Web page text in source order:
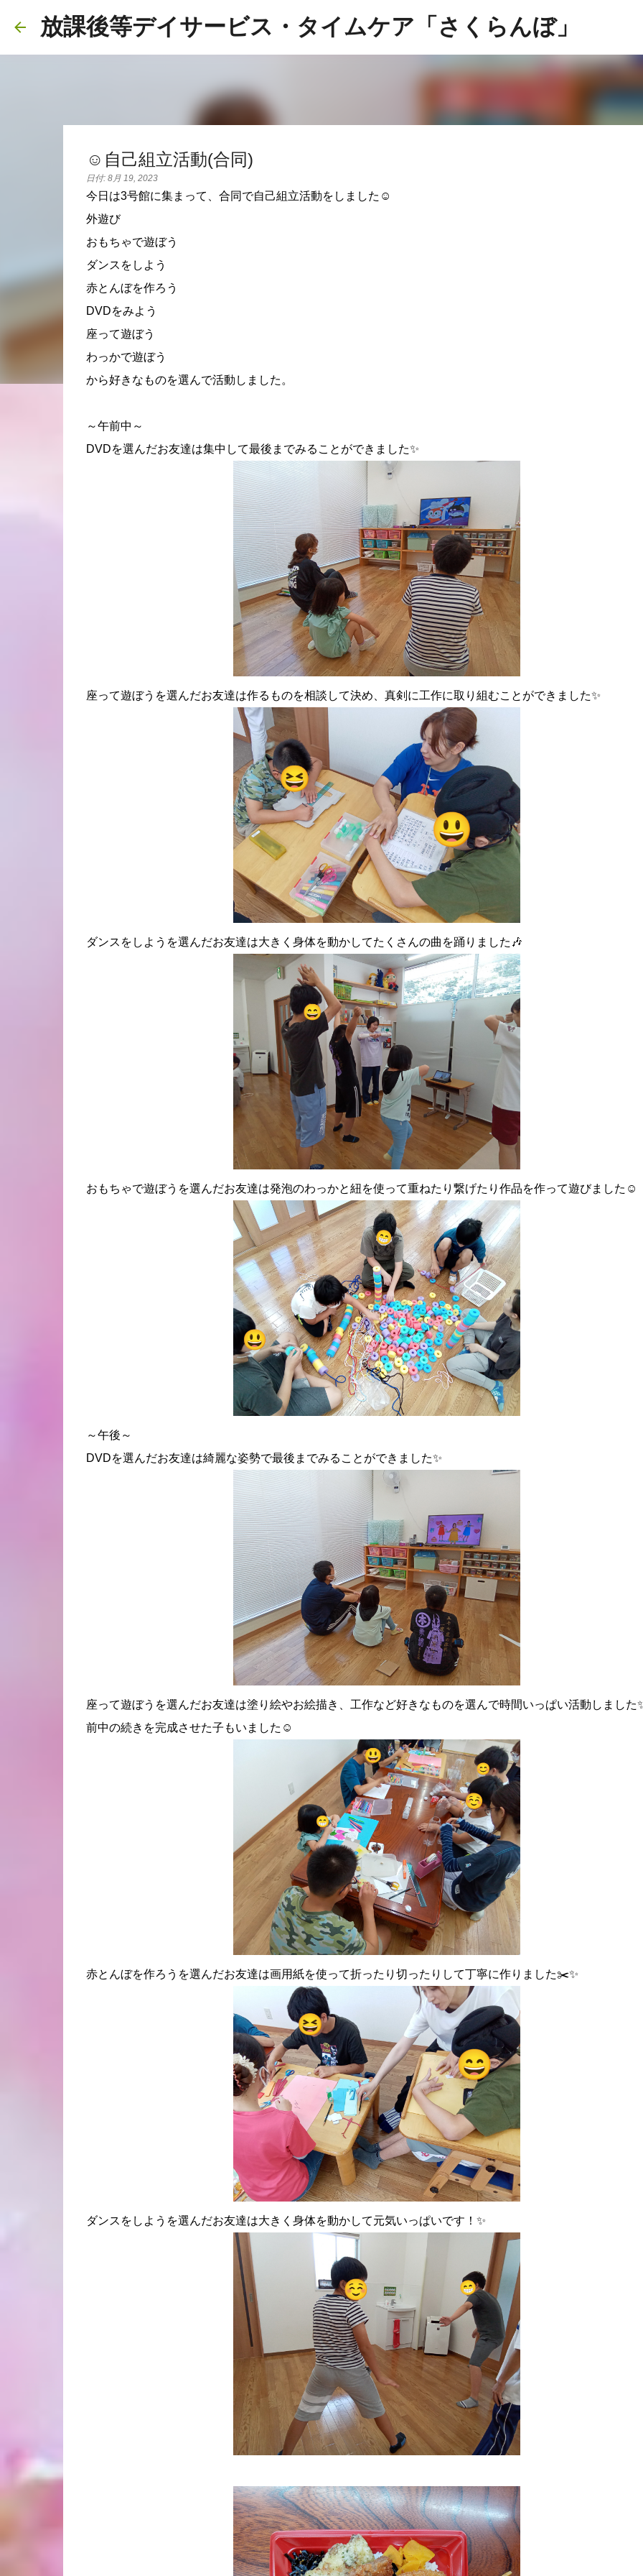
スキップしてメイン コンテンツに移動
放課後等デイサービス・タイムケア「さくらんぼ」
☺️自己組立活動(合同)
日付: 8月 19, 2023
今日は3号館に集まって、合同で自己組立活動をしました☺️
外遊び
おもちゃで遊ぼう
ダンスをしよう
赤とんぼを作ろう
DVDをみよう
座って遊ぼう
わっかで遊ぼう
から好きなものを選んで活動しました。
～午前中～
DVDを選んだお友達は集中して最後までみることができました✨
座って遊ぼうを選んだお友達は作るものを相談して決め、真剣に工作に取り組むことができました✨
ダンスをしようを選んだお友達は大きく身体を動かしてたくさんの曲を踊りました🎶
おもちゃで遊ぼうを選んだお友達は発泡のわっかと紐を使って重ねたり繋げたり作品を作って遊びました☺️
～午後～
DVDを選んだお友達は綺麗な姿勢で最後までみることができました✨
座って遊ぼうを選んだお友達は塗り絵やお絵描き、工作など好きなものを選んで時間いっぱい活動しました
前中の続きを完成させた子もいました☺️
赤とんぼを作ろうを選んだお友達は画用紙を使って折ったり切ったりして丁寧に作りました✂️✨
ダンスをしようを選んだお友達は大きく身体を動かして元気いっぱいです！✨